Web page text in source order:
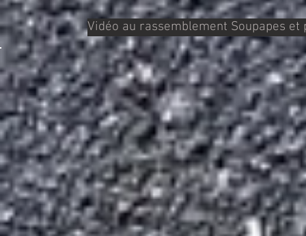
Vidéo au rassemblement Soupapes et